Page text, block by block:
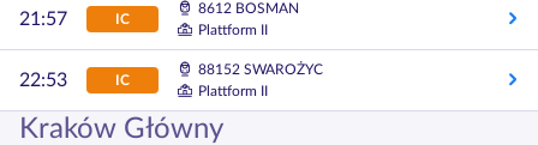
21:57 IC
8612 BOSMAN
Plattform II
22:53 IC
88152 SWAROŻYC
Plattform II
Kraków Główny